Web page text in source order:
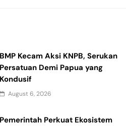
BMP Kecam Aksi KNPB, Serukan
Persatuan Demi Papua yang
Kondusif
August 6, 2026
Pemerintah Perkuat Ekosistem